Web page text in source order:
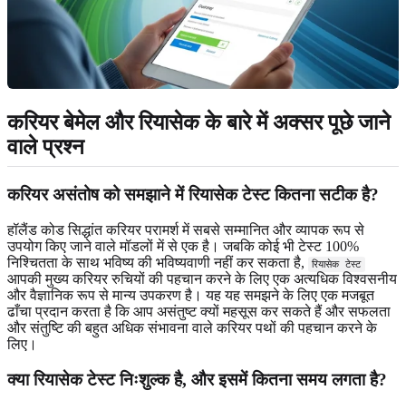
करियर बेमेल और रियासेक के बारे में अक्सर पूछे जाने
वाले प्रश्न
करियर असंतोष को समझाने में रियासेक टेस्ट कितना सटीक है?
हॉलैंड कोड सिद्धांत करियर परामर्श में सबसे सम्मानित और व्यापक रूप से
उपयोग किए जाने वाले मॉडलों में से एक है। जबकि कोई भी टेस्ट 100%
निश्चितता के साथ भविष्य की भविष्यवाणी नहीं कर सकता है,
रियासेक टेस्ट
आपकी मुख्य करियर रुचियों की पहचान करने के लिए एक अत्यधिक विश्वसनीय
और वैज्ञानिक रूप से मान्य उपकरण है। यह यह समझने के लिए एक मजबूत
ढाँचा प्रदान करता है कि आप असंतुष्ट क्यों महसूस कर सकते हैं और सफलता
और संतुष्टि की बहुत अधिक संभावना वाले करियर पथों की पहचान करने के
लिए।
क्या रियासेक टेस्ट निःशुल्क है, और इसमें कितना समय लगता है?